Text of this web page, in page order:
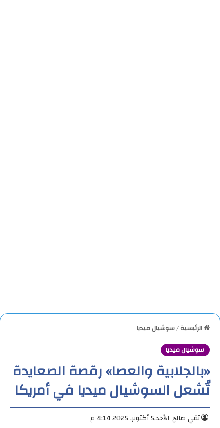
الرئيسية/سوشيال ميديا
سوشيال ميديا
«بالجلابية والعصا» رقصة الصعايدة
تُشعل السوشيال ميديا في أمريكا
تقي صالح الأحد,5 أكتوبر, 2025 4:14 م